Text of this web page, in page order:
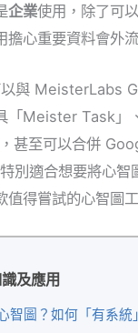
企業使用，除了可
擔心重要資料會外
與 MeisterLabs
「Meister Task」
甚至可以合併
別適合想要將心智
值得嘗試的心智圖
及應用
智圖？如何「有系統